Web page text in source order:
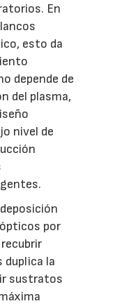
En
esto da
depende de
del plasma,
nivel de
por
duplica la
sustratos